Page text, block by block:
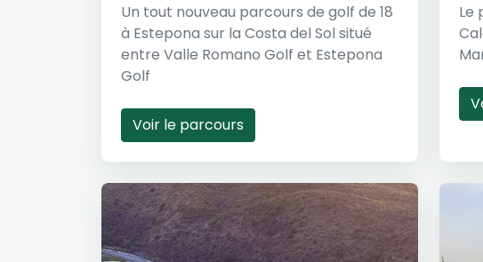
Un tout nouveau parcours de golf de 18
à Estepona sur la Costa del Sol situé
entre Valle Romano Golf et Estepona
Golf
Voir le parcours
Le